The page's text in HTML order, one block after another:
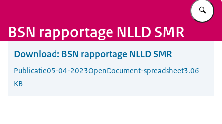
BSN rapportage NLLD SMR
Download: BSN rapportage NLLD SMR
Publicatie05-04-2023OpenDocument-spreadsheet3.06
KB